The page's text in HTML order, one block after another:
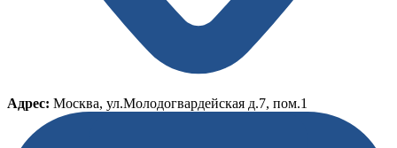
Адрес: Москва, ул.Молодогвардейская д.7, пом.1